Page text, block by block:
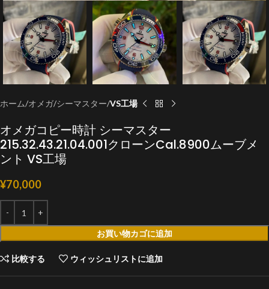
ホーム オメガ シーマスター VS工場
オメガコピー時計 シーマスター
215.32.43.21.04.001クローンCal.8900ムーブメ
ント VS工場
¥70,000
お買い物カゴに追加
比較する ウィッシュリストに追加